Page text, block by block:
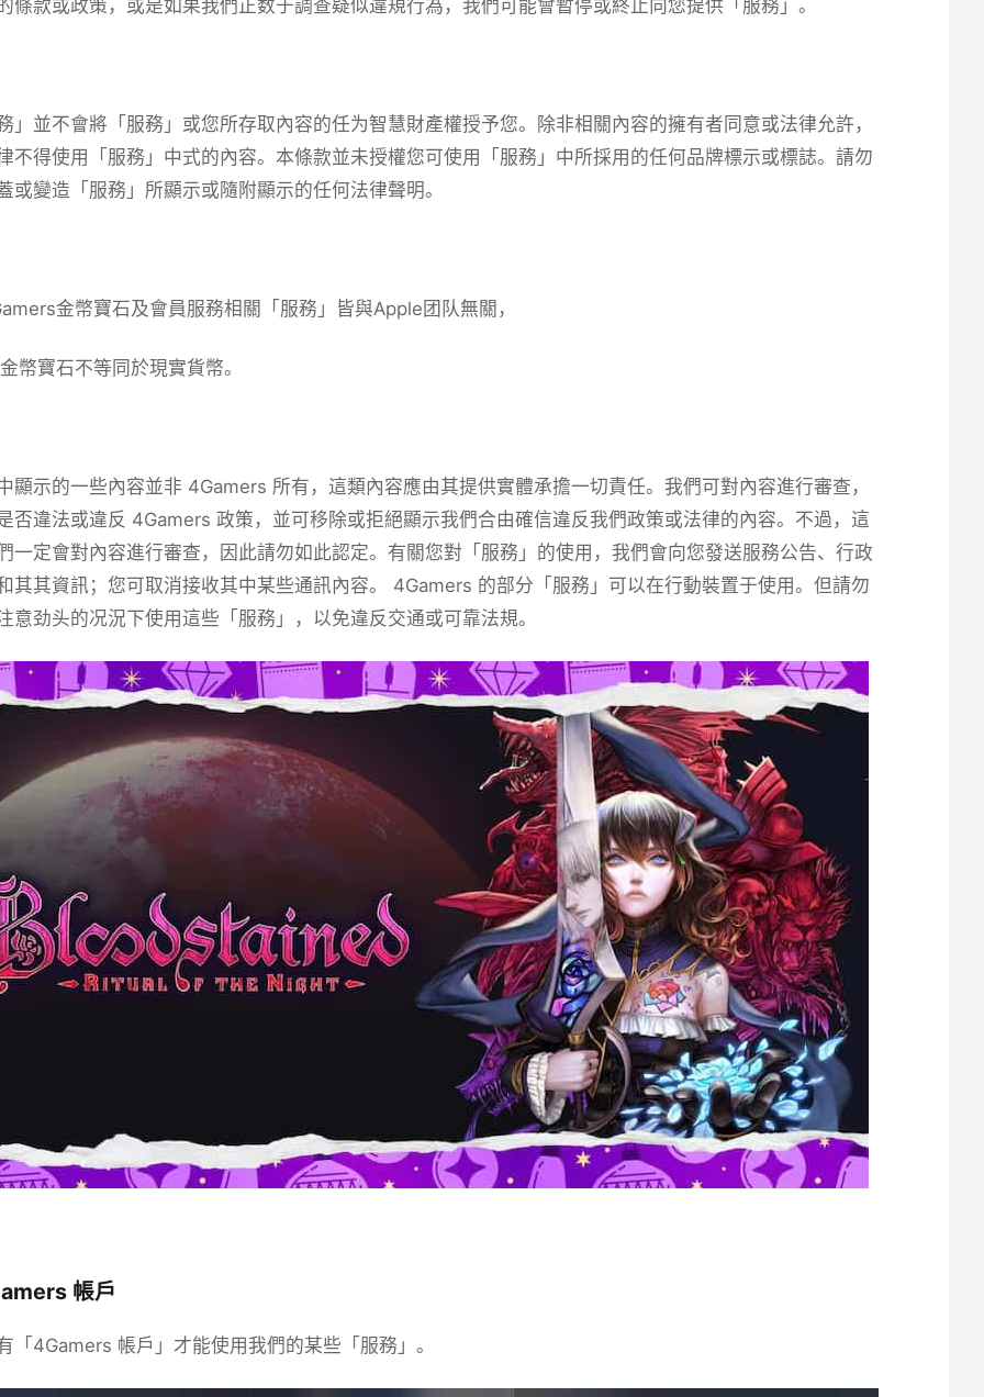
條款或政策，或是如果我們正数于調查疑似違規行為，我們可能會暫停或終止向您提供「服務」。
」並不會將「服務」或您所存取內容的任为智慧財產權授予您。除非相關內容的擁有者同意或法律允許，
不得使用「服務」中式的內容。本條款並未授權您可使用「服務」中所採用的任何品牌標示或標誌。請勿
或變造「服務」所顯示或隨附顯示的任何法律聲明。
金幣寶石及會員服務相關「服務」皆與Apple团队無關，
幣寶石不等同於現實貨幣。
顯示的一些內容並非 4Gamers 所有，這類內容應由其提供實體承擔一切責任。我們可對內容進行審查，
否違法或違反 4Gamers 政策，並可移除或拒絕顯示我們合由確信違反我們政策或法律的內容。不過，這
一定會對內容進行審查，因此請勿如此認定。有關您對「服務」的使用，我們會向您發送服務公告、行政
其其資訊；您可取消接收其中某些通訊內容。 4Gamers 的部分「服務」可以在行動裝置于使用。但請勿
意劲头的况況下使用這些「服務」，以免違反交通或可靠法規。
帳戶
「4Gamers 帳戶」才能使用我們的某些「服務」。